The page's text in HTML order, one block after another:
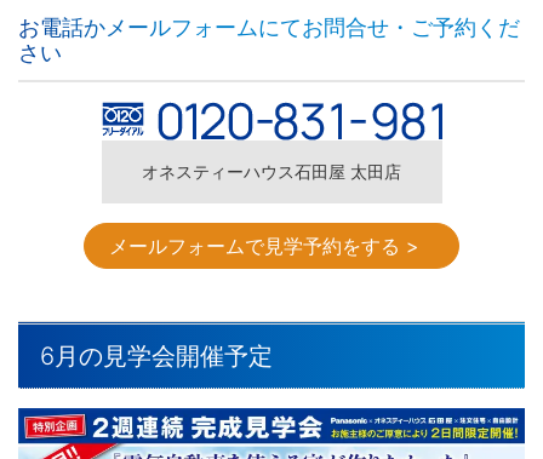
お電話かメールフォームにてお問合せ・ご予約くだ
さい
オネスティーハウス石田屋 太田店
メールフォームで見学予約をする >
6月の見学会開催予定